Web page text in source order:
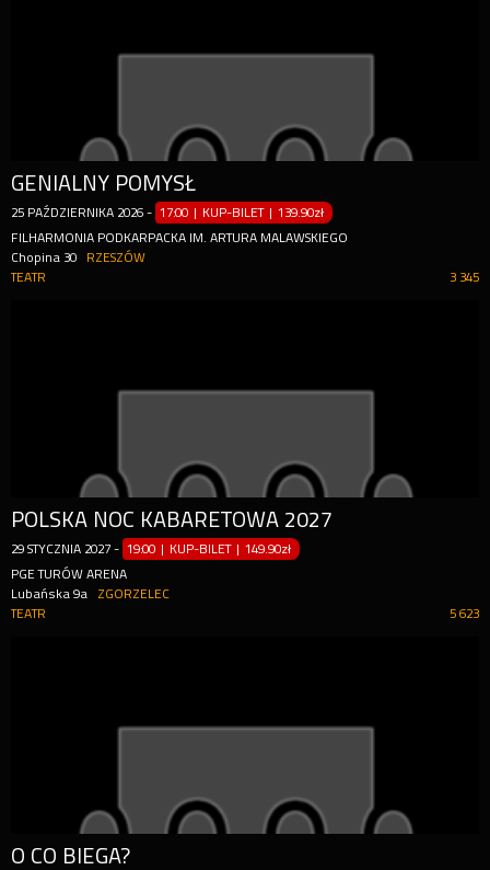
GENIALNY POMYSŁ
25 PAŹDZIERNIKA 2026 - 17:00 | KUP-BILET |139.90zł
FILHARMONIA PODKARPACKA IM. ARTURA MALAWSKIEGO
Chopina 30
RZESZÓW
3 345
TEATR
POLSKA NOC KABARETOWA 2027
29 STYCZNIA 2027 - 19:00 | KUP-BILET |149.90zł
PGE TURÓW ARENA
Lubańska 9a
ZGORZELEC
5 623
TEATR
O CO BIEGA?